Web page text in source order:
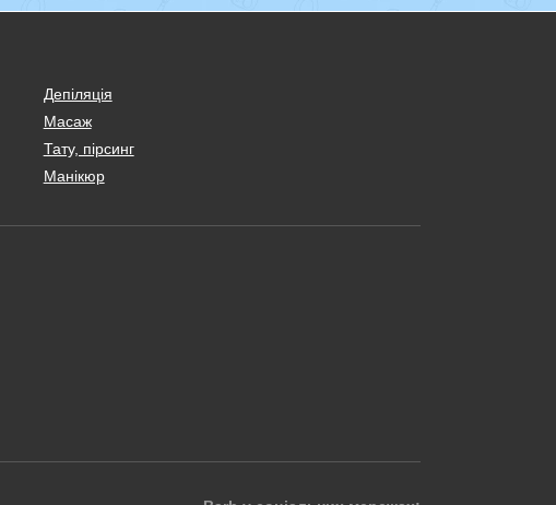
Депіляція
Масаж
Тату, пірсинг
Манікюр